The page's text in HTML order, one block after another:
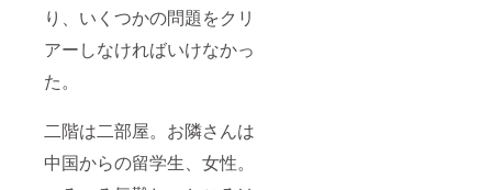
り、いくつかの問題をクリ
アーしなければいけなかっ
た。
二階は二部屋。お隣さんは
中国からの留学生、女性。